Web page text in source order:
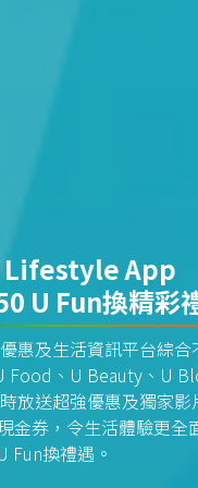
Lifestyle App
U Fun換精彩
惠及生活資訊平台綜
Food、U Beauty、U
放送超強優惠及獨家
金券，令生活體驗更
Fun換禮遇。